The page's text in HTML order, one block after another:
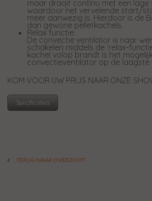
maar draait continu met een lage
waardoor het vervelende start/
meer aanwezig is. Hierdoor is de
dan gewone pelletkachels.
Relax functie:
De convectie ventilator is naar
schakelen middels de ‘relax-
kachel volop brandt is het
convectieventilator op de laagste
KOM VOOR UW PRIJS NAAR ONZE
Specificaties
TERUG NAAR OVERZICHT